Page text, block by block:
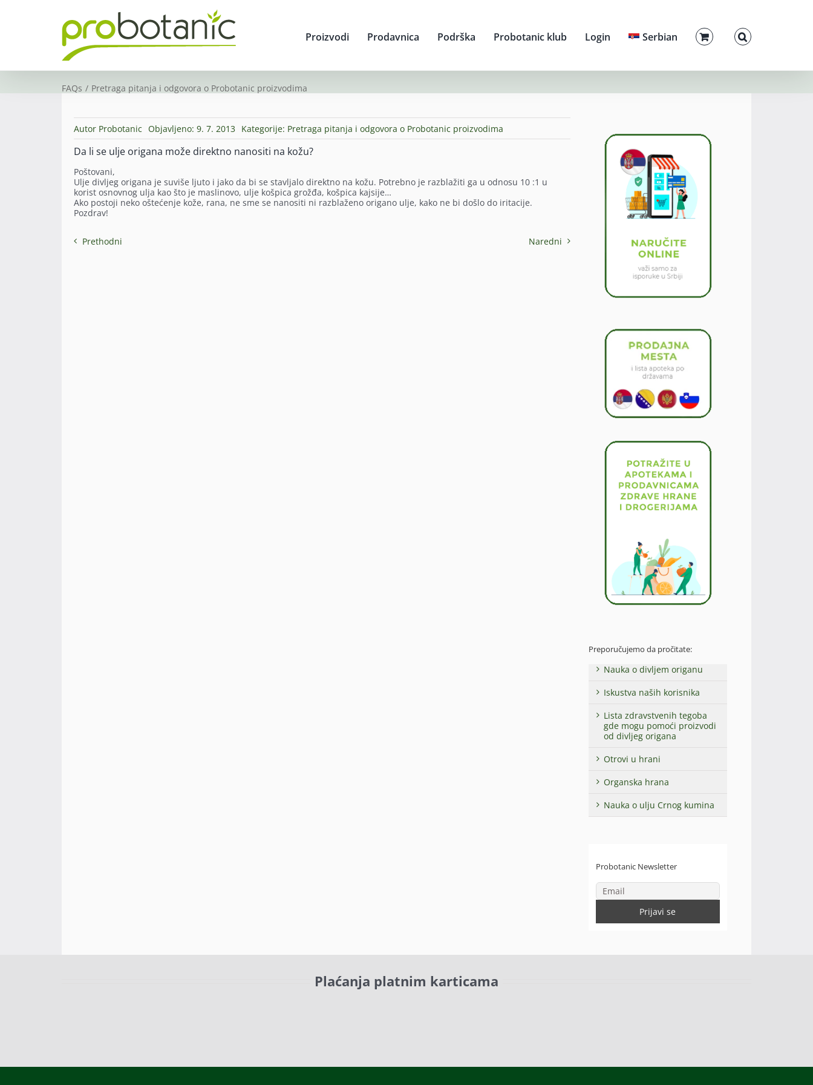
Proizvodi Prodavnica Podrška Probotanic klub Login Serbian
FAQs Pretraga pitanja i odgovora o Probotanic proizvodima
Autor Probotanic Objavljeno: 9. 7. 2013 Kategorije: Pretraga pitanja i odgovora o Probotanic proizvodima
Da li se ulje origana može direktno nanositi na kožu?
Poštovani,
Ulje divljeg origana je suviše ljuto i jako da bi se stavljalo direktno na kožu. Potrebno je razblažiti ga u odnosu 10 :1 u
korist osnovnog ulja kao što je maslinovo, ulje košpica grožđa, košpica kajsije…
Ako postoji neko oštećenje kože, rana, ne sme se nanositi ni razblaženo origano ulje, kako ne bi došlo do iritacije.
Pozdrav!
Prethodni Naredni
Preporučujemo da pročitate:
Nauka o divljem origanu
Iskustva naših korisnika
Lista zdravstvenih tegoba
gde mogu pomoći proizvodi
od divljeg origana
Otrovi u hrani
Organska hrana
Nauka o ulju Crnog kumina
Probotanic Newsletter
Plaćanja platnim karticama